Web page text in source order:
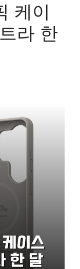
케이
라 한